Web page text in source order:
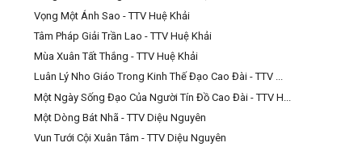
Vọng Một Ánh Sao - TTV Huệ Khải
Tâm Pháp Giải Trần Lao - TTV Huệ Khải
Mùa Xuân Tất Thắng - TTV Huệ Khải
Luân Lý Nho Giáo Trong Kinh Thế Đạo Cao Đài - TTV ...
Một Ngày Sống Đạo Của Người Tín Đồ Cao Đài - TTV H...
Một Dòng Bát Nhã - TTV Diệu Nguyên
Vun Tưới Cội Xuân Tâm - TTV Diệu Nguyên